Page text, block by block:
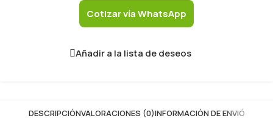
Cotizar vía WhatsApp
Añadir a la lista de deseos
DESCRIPCIÓNVALORACIONES (0)INFORMACIÓN DE ENVIÓ